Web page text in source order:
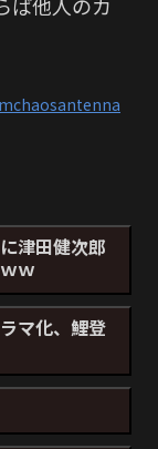
津田健次郎
ｗ
マ化、鯉登